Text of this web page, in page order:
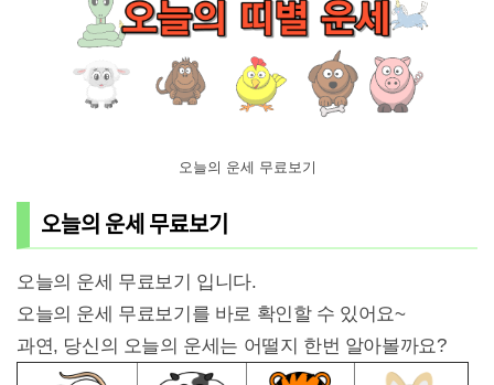
오늘의 운세 무료보기
오늘의 운세 무료보기
오늘의 운세 무료보기 입니다.
오늘의 운세 무료보기를 바로 확인할 수 있어요~
과연, 당신의 오늘의 운세는 어떨지 한번 알아볼까요?